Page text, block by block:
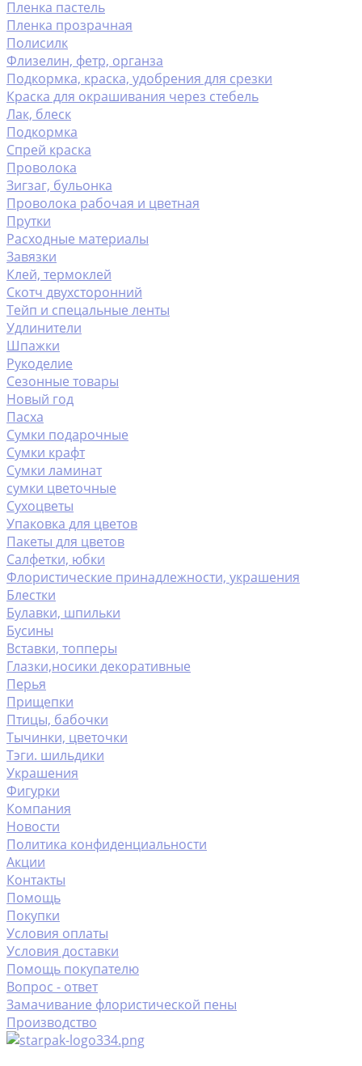
Пленка пастель
Пленка прозрачная
Полисилк
Флизелин, фетр, органза
Подкормка, краска, удобрения для срезки
Краска для окрашивания через стебель
Лак, блеск
Подкормка
Спрей краска
Проволока
Зигзаг, бульонка
Проволока рабочая и цветная
Прутки
Расходные материалы
Завязки
Клей, термоклей
Скотч двухсторонний
Тейп и спецальные ленты
Удлинители
Шпажки
Рукоделие
Сезонные товары
Новый год
Пасха
Сумки подарочные
Сумки крафт
Сумки ламинат
сумки цветочные
Сухоцветы
Упаковка для цветов
Пакеты для цветов
Салфетки, юбки
Флористические принадлежности, украшения
Блестки
Булавки, шпильки
Бусины
Вставки, топперы
Глазки,носики декоративные
Перья
Прищепки
Птицы, бабочки
Тычинки, цветочки
Тэги. шильдики
Украшения
Фигурки
Компания
Новости
Политика конфиденциальности
Акции
Контакты
Помощь
Покупки
Условия оплаты
Условия доставки
Помощь покупателю
Вопрос - ответ
Замачивание флористической пены
Производство